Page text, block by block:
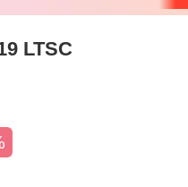
LTSC